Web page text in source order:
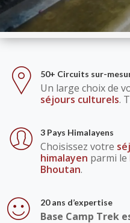
50+ Circuits sur-
Un large choix de
séjours culturels.
3 Pays Himalayens
Choisissez votre
himalayen parmi le
Bhoutan.
20 ans d’expertise
Base Camp Trek